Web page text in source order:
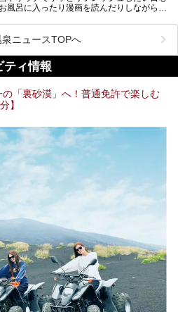
えてきました。
したい施設14選をご紹介します。
。
風呂に入ったり漫画を読んだりしながら一
てしまい、「このまま朝までゆっくりでき
と探した経験がある人も多いのではないで
、東京でおすすめのスーパー銭湯を、目的
できる施設や、1,000円以下で楽しめる安
休日レジャーにもぴったりなエンタメ要素
ど、利用のシーンに合わせて参考にしてく
ニュースTOPへ
ティ情報
の「裏砂漠」へ！普通免許で楽しむ
】